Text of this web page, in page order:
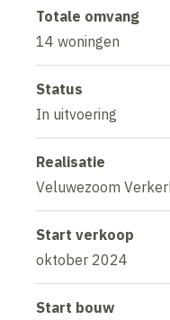
Totale omvang
14 woningen
Status
In uitvoering
Realisatie
Veluwezoom
Start verkoop
oktober 2024
Start bouw